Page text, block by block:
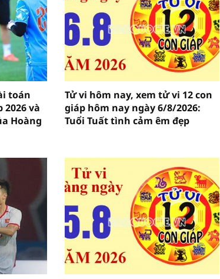
toán
2026 và
Hoàng
Tử vi hôm nay, xem tử vi 12 con
giáp hôm nay ngày 6/8/2026:
Tuổi Tuất tình cảm êm đẹp